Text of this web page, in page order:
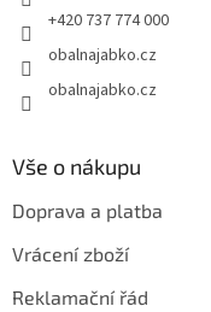
+420 737 774 000
obalnajabko.cz
obalnajabko.cz
Vše o nákupu
Doprava a platba
Vrácení zboží
Reklamační řád